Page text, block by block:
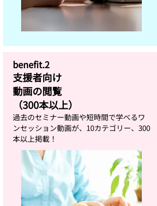
benefit.2
支援者向け
動画の閲覧
（300本以上）
過去のセミナー動画や短時間で学べるワ
ンセッション動画が、10カテゴリー、300
本以上掲載！